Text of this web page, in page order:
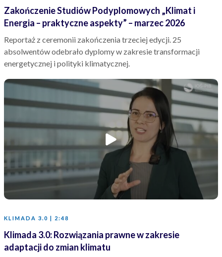
Zakończenie Studiów Podyplomowych „Klimat i
Energia – praktyczne aspekty” – marzec 2026
Reportaż z ceremonii zakończenia trzeciej edycji. 25
absolwentów odebrało dyplomy w zakresie transformacji
energetycznej i polityki klimatycznej.
KLIMADA 3.0 | 2:48
Klimada 3.0: Rozwiązania prawne w zakresie
adaptacji do zmian klimatu